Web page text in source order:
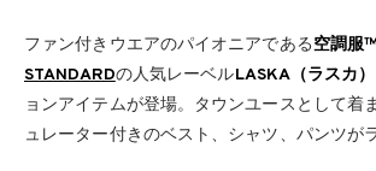
ファン付きウエアのパイオニアである空調服™
STANDARDの人気レーベルLASKA（ラスカ）
ョンアイテムが登場。タウンユースとして着
ュレーター付きのベスト、シャツ、パンツが